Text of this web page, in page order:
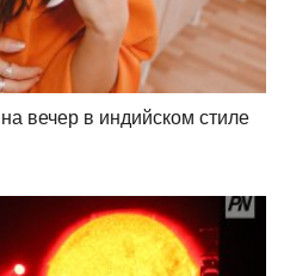
вечер в индийском стиле